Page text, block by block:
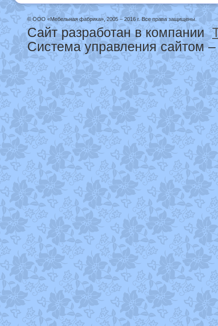
© ООО «Мебельная фабрика», 2005 – 2016 г. Все права защищены.
Сайт разработан в компании
Система управления сайтом